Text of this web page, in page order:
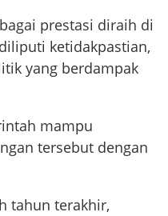
prestasi diraih di
ketidakpastian,
yang berdampak
mampu
tersebut dengan
tahun terakhir,